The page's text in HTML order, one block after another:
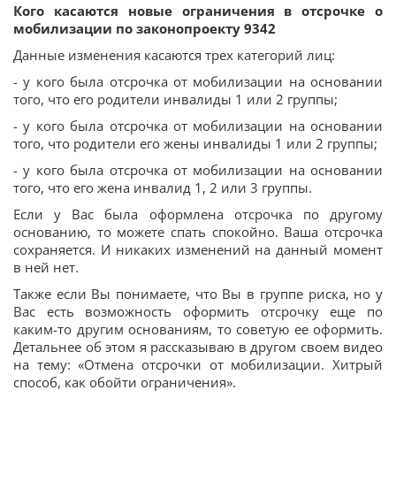
Кого касаются новые ограничения в отсрочке о
мобилизации по законопроекту 9342
Данные изменения касаются трех категорий лиц:
- у кого была отсрочка от мобилизации на основании
того, что его родители инвалиды 1 или 2 группы;
- у кого была отсрочка от мобилизации на основании
того, что родители его жены инвалиды 1 или 2 группы;
- у кого была отсрочка от мобилизации на основании
того, что его жена инвалид 1, 2 или 3 группы.
Если у Вас была оформлена отсрочка по другому
основанию, то можете спать спокойно. Ваша отсрочка
сохраняется. И никаких изменений на данный момент
в ней нет.
Также если Вы понимаете, что Вы в группе риска, но у
Вас есть возможность оформить отсрочку еще по
каким-то другим основаниям, то советую ее оформить.
Детальнее об этом я рассказываю в другом своем видео
на тему: «Отмена отсрочки от мобилизации. Хитрый
способ, как обойти ограничения».